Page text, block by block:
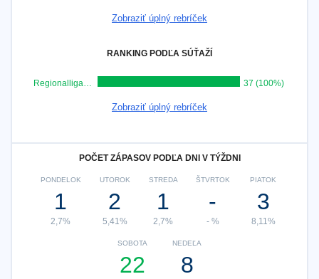
Zobraziť úplný rebríček
RANKING PODĽA SÚŤAŽÍ
Regionalliga West 37 (100%)
Zobraziť úplný rebríček
POČET ZÁPASOV PODĽA DNI V TÝŽDNI
PONDELOK
1
2,7%
UTOROK
2
5,41%
STREDA
1
2,7%
ŠTVRTOK
-
- %
PIATOK
3
8,11%
SOBOTA
22
NEDEĽA
8